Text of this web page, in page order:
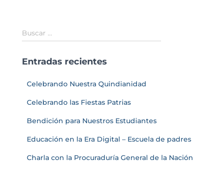
Buscar …
Entradas recientes
Celebrando Nuestra Quindianidad
Celebrando las Fiestas Patrias
Bendición para Nuestros Estudiantes
Educación en la Era Digital – Escuela de padres
Charla con la Procuraduría General de la Nación